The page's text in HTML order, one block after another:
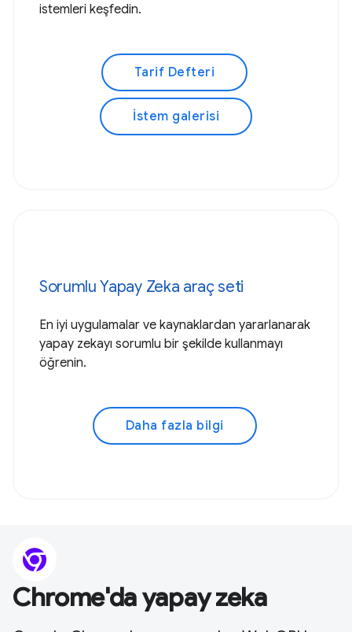
istemleri keşfedin.
Tarif Defteri
İstem galerisi
Sorumlu Yapay Zeka araç seti
En iyi uygulamalar ve kaynaklardan yararlanarak
yapay zekayı sorumlu bir şekilde kullanmayı
öğrenin.
Daha fazla bilgi
Chrome'da yapay zeka